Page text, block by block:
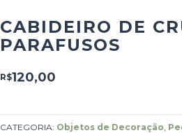
CABIDEIRO DE
PARAFUSOS
R$120,00
CATEGORIA: Objetos de Decoração,